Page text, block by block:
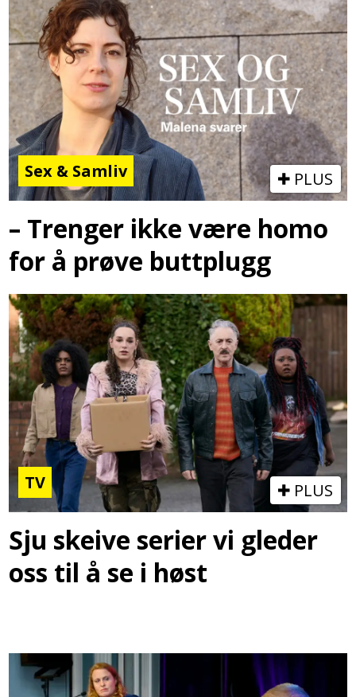
Sex & Samliv PLUS
– Trenger ikke være homo
for å prøve buttplugg
TV PLUS
Sju skeive serier vi gleder
oss til å se i høst